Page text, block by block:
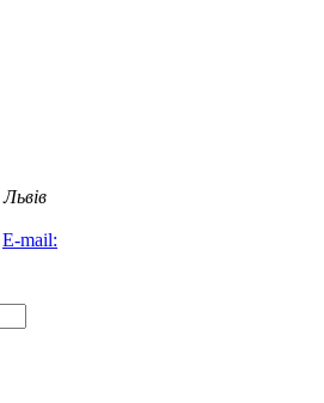
Львів
E-mail: